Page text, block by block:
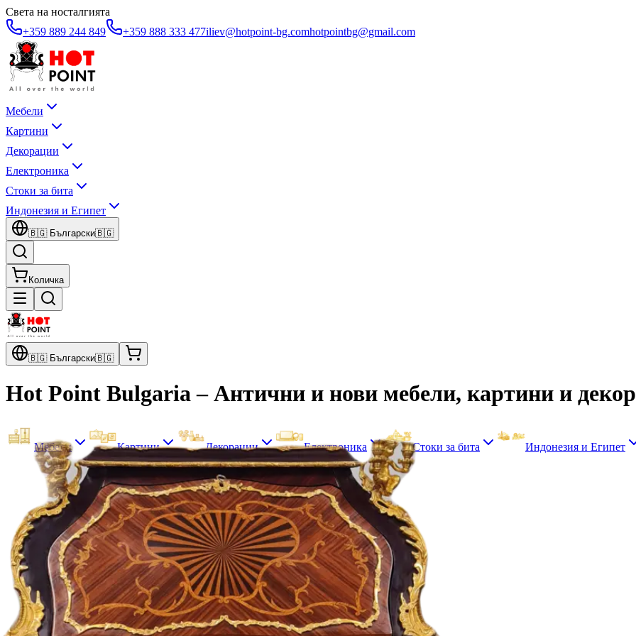
Света на носталгията
+359 889 244 849
+359 888 333 477iliev@hotpoint-bg.comhotpointbg@gmail.com
Мебели
Картини
Декорации
Електроника
Стоки за бита
Индонезия и Египет
🇧🇬 Български🇧🇬
Количка
🇧🇬 Български🇧🇬
Hot Point Bulgaria – Антични и нови мебели, картини и
Мебели Картини Декорации Електроника Стоки за бита Индонезия и Египет